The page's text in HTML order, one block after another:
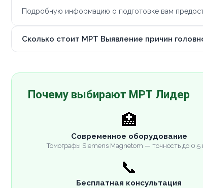
Подробную информацию о подготовке вам
Сколько стоит МРТ Выявление причин
Почему выбирают МРТ Лидер
🏥
Современное оборудование
Томографы Siemens Magnetom — точность до 0.5
📞
Бесплатная консультация